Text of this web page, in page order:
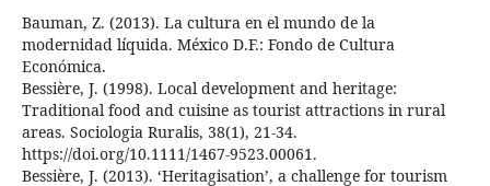
Bauman, Z. (2013). La cultura en el mundo de la
modernidad líquida. México D.F.: Fondo de Cultura
Económica.
Bessière, J. (1998). Local development and heritage:
Traditional food and cuisine as tourist attractions in rural
areas. Sociologia Ruralis, 38(1), 21-34.
https://doi.org/10.1111/1467-9523.00061.
Bessière, J. (2013). ‘Heritagisation’, a challenge for tourism